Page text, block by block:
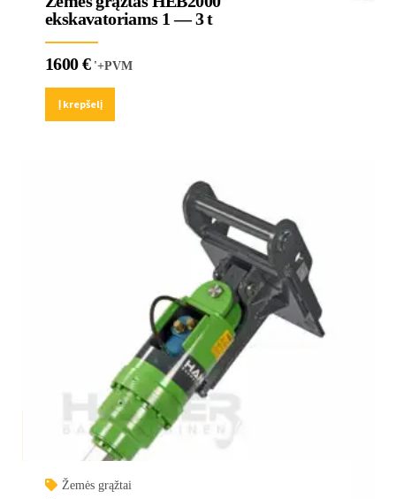
ekskavatoriams 1 — 3 t
1600€'+PVM
Į krepšelį
Žemės grąžtai